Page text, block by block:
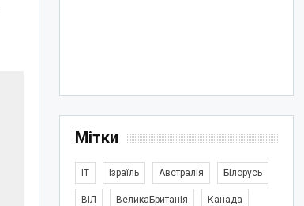
Мітки
IT Ізраїль Австралія Білорусь
ВІЛ ВеликаБританія Канада